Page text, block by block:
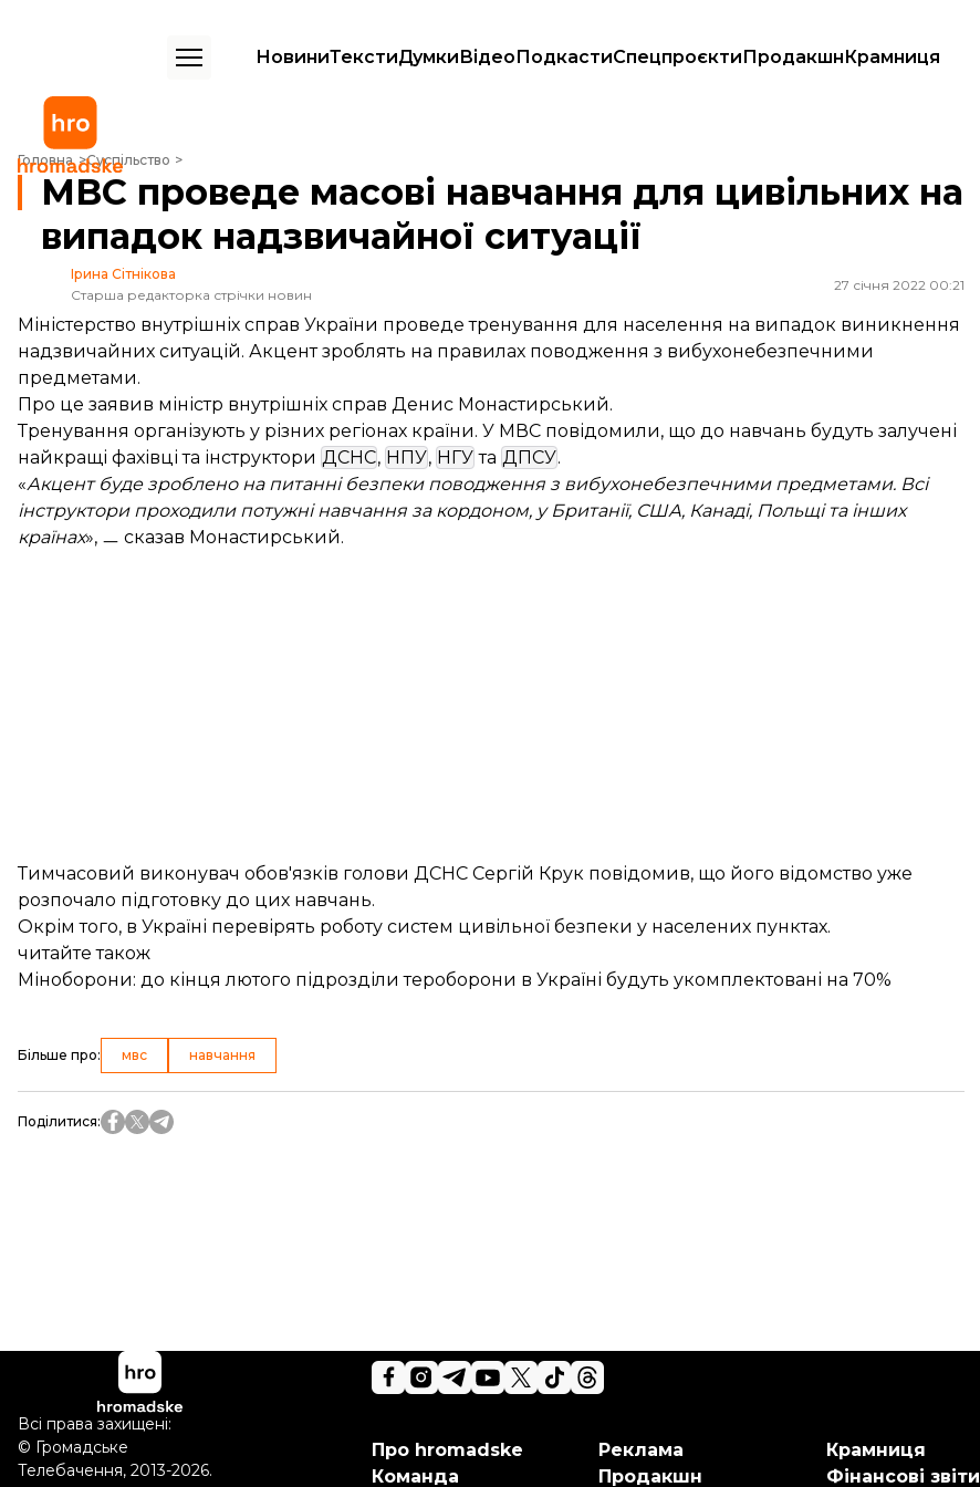
НовиниТекстиДумкиВідеоПодкастиСпецпроєктиПродакшнКрамниця
Головна Суспільство
МВС проведе масові навчання для цивільних на випадок надзвичайної ситуації
МВС проведе масові навчання для цивільних на
випадок надзвичайної ситуації
Ірина Сітнікова
Старша редакторка стрічки новин
27 січня 2022 00:21
Міністерство внутрішніх справ України проведе тренування для населення на випадок виникнення
надзвичайних ситуацій. Акцент зроблять на правилах поводження з вибухонебезпечними
предметами.
Про це заявив міністр внутрішніх справ Денис Монастирський.
Тренування організують у різних регіонах країни. У МВС повідомили, що до навчань будуть залучені
найкращі фахівці та інструктори ДСНС, НПУ, НГУ та ДПСУ.
«Акцент буде зроблено на питанні безпеки поводження з вибухонебезпечними предметами. Всі
інструктори проходили потужні навчання за кордоном, у Британії, США, Канаді, Польщі та інших
країнах», ㅡ сказав Монастирський.
Тимчасовий виконувач обов'язків голови ДСНС Сергій Крук повідомив, що його відомство уже
розпочало підготовку до цих навчань.
Окрім того, в Україні перевірять роботу систем цивільної безпеки у населених пунктах.
читайте також
Міноборони: до кінця лютого підрозділи тероборони в Україні будуть укомплектовані на 70%
Більше про: мвс навчання
Поділитися:
Про hromadske
Команда
Реклама
Продакшн
Крамниця
Фінансові звіти
Всі права захищені:
© Громадське
Телебачення, 2013-2026.